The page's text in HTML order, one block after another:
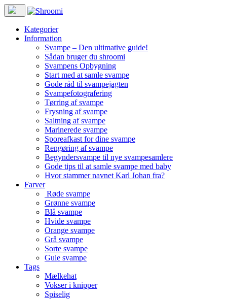
Kategorier
Information
Svampe – Den ultimative guide!
Sådan bruger du shroomi
Svampens Opbygning
Start med at samle svampe
Gode råd til svampejagten
Svampefotografering
Tørring af svampe
Frysning af svampe
Saltning af svampe
Marinerede svampe
Sporeafkast for dine svampe
Rengøring af svampe
Begyndersvampe til nye svampesamlere
Gode tips til at samle svampe med baby
Hvor stammer navnet Karl Johan fra?
Farver
Røde svampe
Grønne svampe
Blå svampe
Hvide svampe
Orange svampe
Grå svampe
Sorte svampe
Gule svampe
Tags
Mælkehat
Vokser i knipper
Spiselig